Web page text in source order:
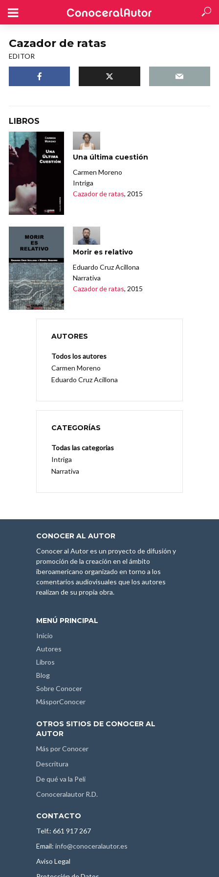
Cazador de ratas
EDITOR
LIBROS
Una última cuestión
Carmen Moreno
Intriga
Cazador de ratas, 2015
Morir es relativo
Eduardo Cruz Acillona
Narrativa
Cazador de ratas, 2015
AUTORES
Todos los autores
Carmen Moreno
Eduardo Cruz Acillona
CATEGORÍAS
Todas las categorias
Intriga
Narrativa
CONOCER AL AUTOR
Conocer al Autor es un proyecto de difusión y
promoción de la creación en el ámbito
iberoamericano organizado en torno a los
comentarios audiovisuales que los autores
realizan de su propia obra.
MENÚ PRINCIPAL
Inicio
Autores
Libros
Blog
Sobre Conocer
MásporConocer
OTROS SITIOS DE CONOCER AL
AUTOR
Más por Conocer
Descritura
De qué va la Peli
Conoceralautor R.D.
CONTACTO
Telf.: 661 917 267
Email: info@conoceralautor.es
Aviso Legal